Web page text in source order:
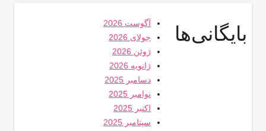
بایگانی‌ها
آگوست 2026
جولای 2026
ژوئن 2026
ژانویه 2026
دسامبر 2025
نوامبر 2025
اکتبر 2025
سپتامبر 2025